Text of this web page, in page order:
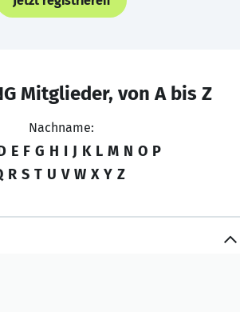
Mitglieder, von A bis Z
Nachname:
E F G H I J K L M N O P
R S T U V W X Y Z